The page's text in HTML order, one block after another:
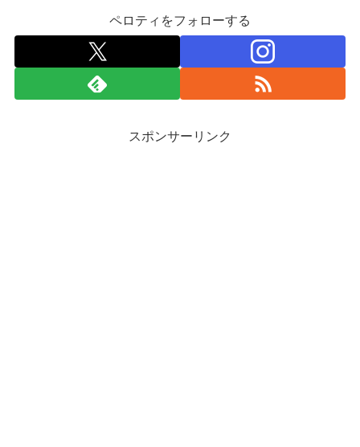
ペロティをフォローする
スポンサーリンク